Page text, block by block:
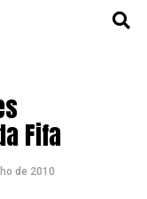
Fifa
de 2010